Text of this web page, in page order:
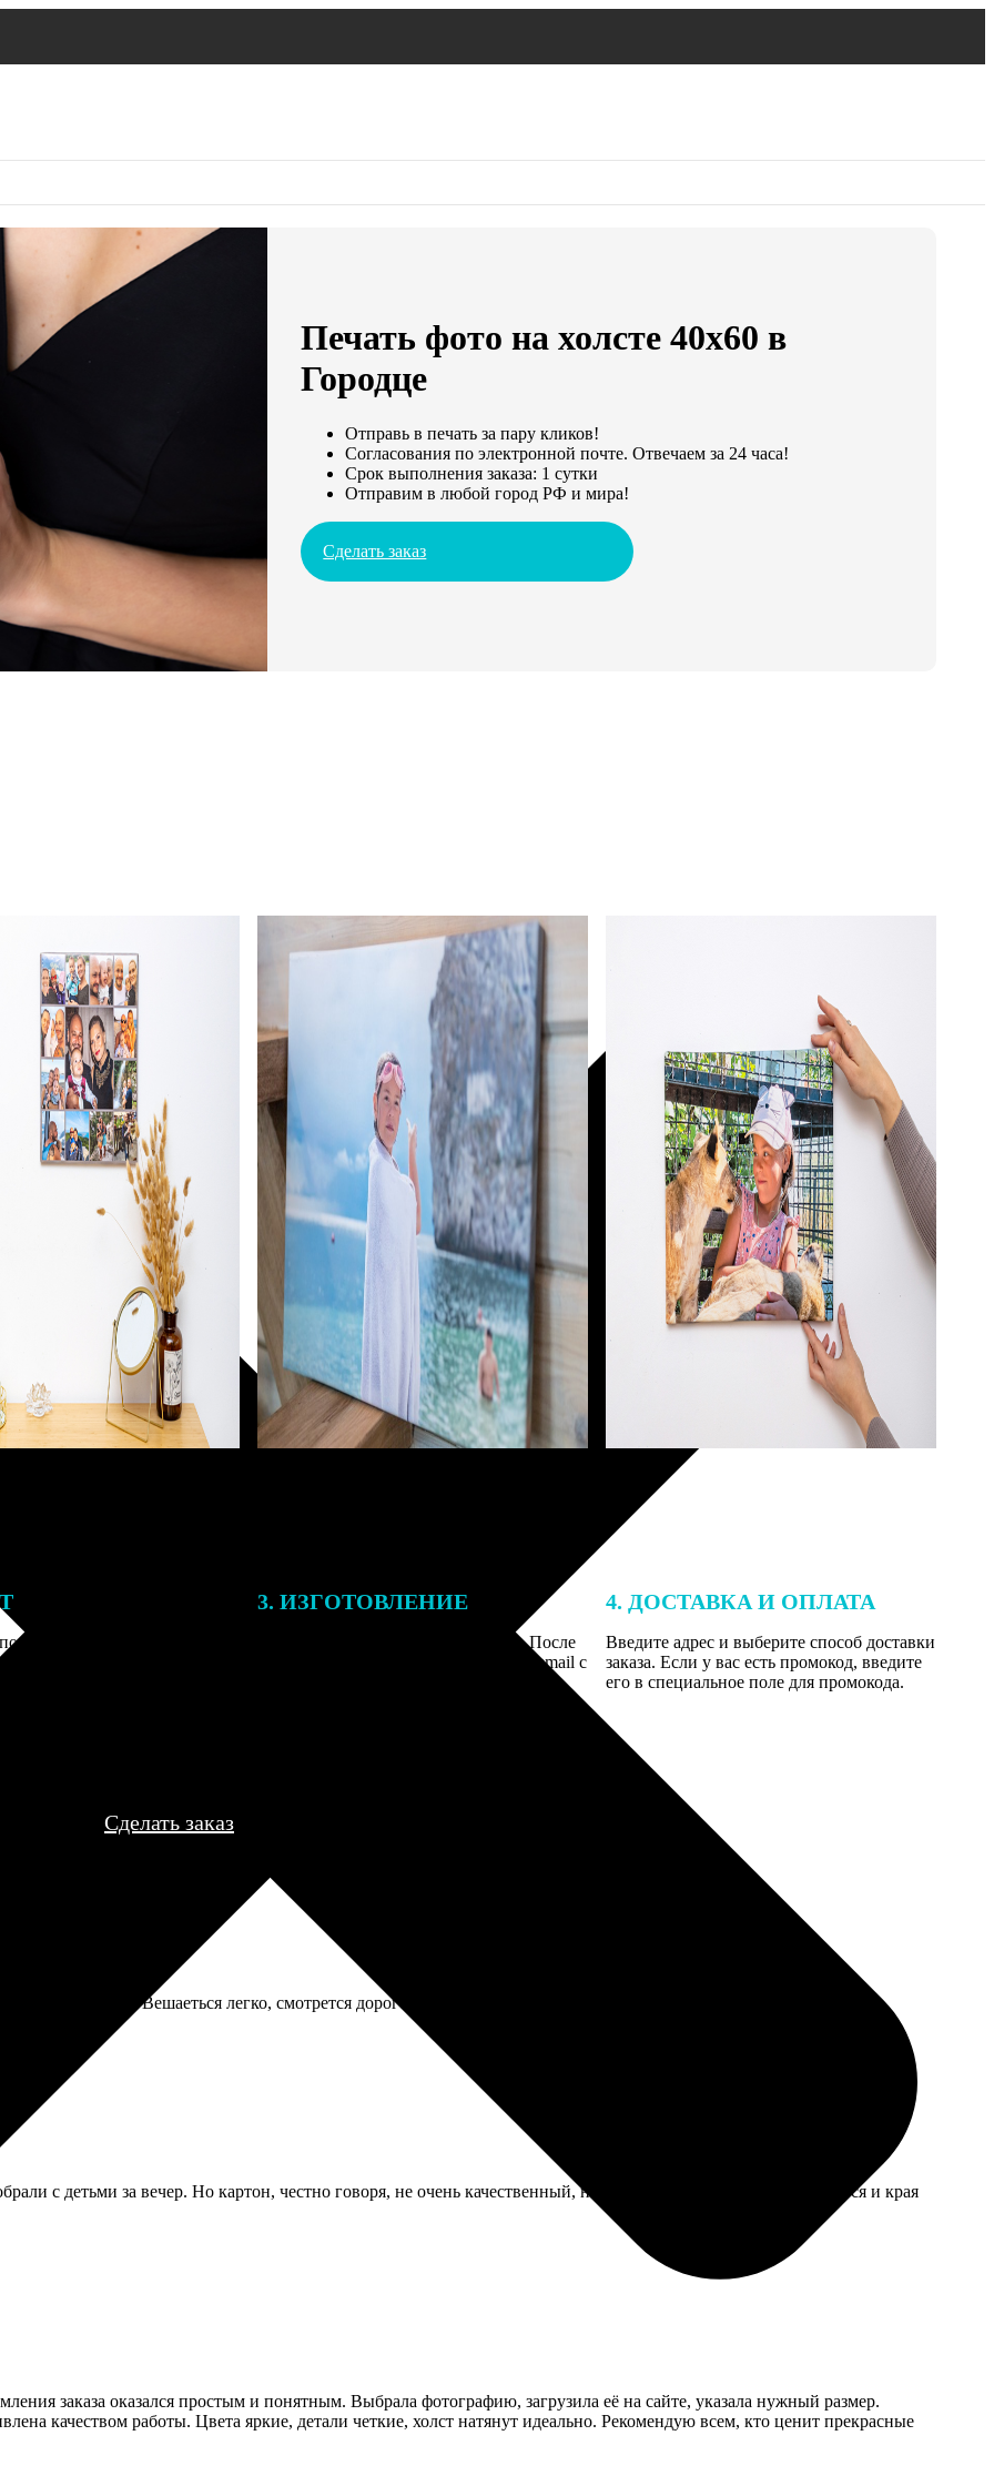
Печать фото на холсте 40х60 в
Городце
Отправь в печать за пару кликов!
Согласования по электронной почте. Отвечаем за 24 часа!
Срок выполнения заказа: 1 сутки
Отправим в любой город РФ и мира!
Сделать заказ
заказа к печати
могут связаться с Вами
телефону или email для
деталей.
3. ИЗГОТОВЛЕНИЕ
Оплатите заказ банковской картой. После
оплаты получите подтверждение на email с
описанием заказа. Когда отправим заказ
4. ДОСТАВКА И ОПЛАТА
Введите адрес и выберите способ доставки
заказа. Если у вас есть промокод, введите
его в специальное поле для промокода.
Сделать заказ
без царапин. Вешаеться легко, смотрется дорого. Ждал правда неделю, а не 3 дня как было обещано.
с детьми за вечер. Но картон, честно говоря, не очень качественный, некоторые детали плохо соединяются и края
заказа оказался простым и понятным. Выбрала фотографию, загрузила её на сайте, указала нужный размер.
качеством работы. Цвета яркие, детали четкие, холст натянут идеально. Рекомендую всем, кто ценит прекрасные